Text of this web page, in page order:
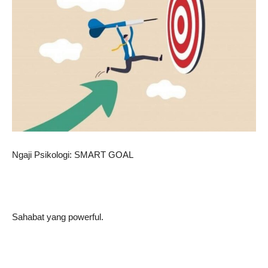
Ngaji Psikologi: SMART GOAL
Sahabat yang powerful.